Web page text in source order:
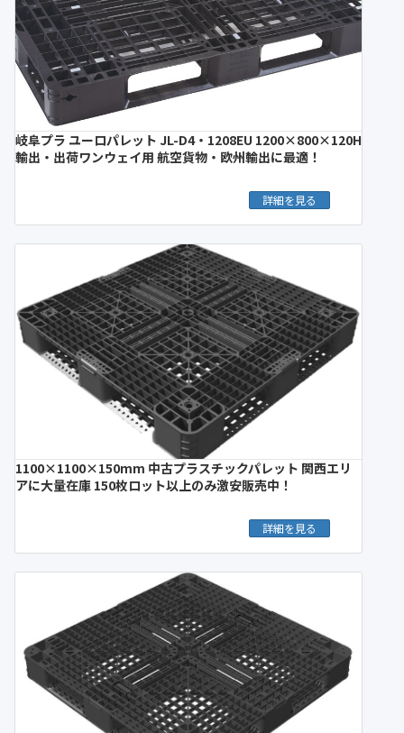
岐阜プラ ユーロパレット JL-D4・1208EU 1200×800×120H
輸出・出荷ワンウェイ用 航空貨物・欧州輸出に最適！
詳細を見る
1100×1100×150mm 中古プラスチックパレット 関西エリ
アに大量在庫 150枚ロット以上のみ激安販売中！
詳細を見る